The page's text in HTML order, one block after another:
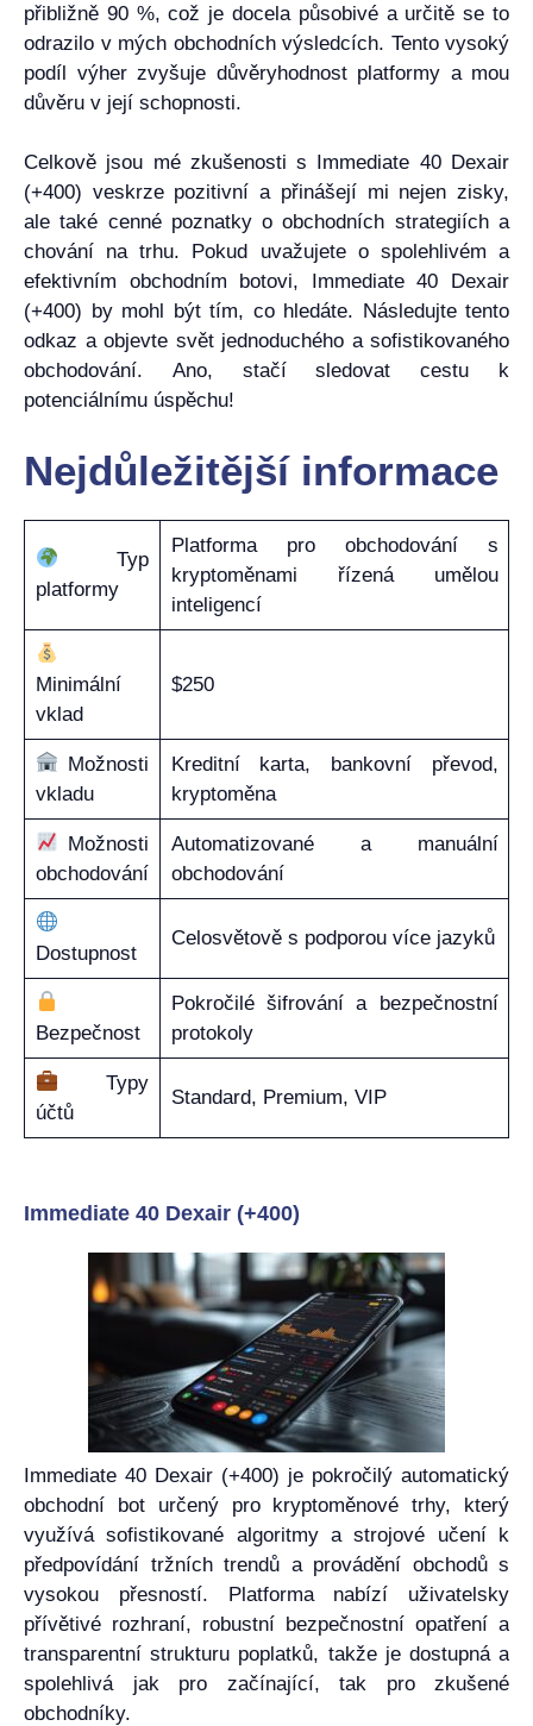
přibližně 90 %, což je docela působivé a určitě se to
odrazilo v mých obchodních výsledcích. Tento vysoký
podíl výher zvyšuje důvěryhodnost platformy a mou
důvěru v její schopnosti.
Celkově jsou mé zkušenosti s Immediate 40 Dexair
(+400) veskrze pozitivní a přinášejí mi nejen zisky,
ale také cenné poznatky o obchodních strategiích a
chování na trhu. Pokud uvažujete o spolehlivém a
efektivním obchodním botovi, Immediate 40 Dexair
(+400) by mohl být tím, co hledáte. Následujte tento
odkaz a objevte svět jednoduchého a sofistikovaného
obchodování. Ano, stačí sledovat cestu k
potenciálnímu úspěchu!
Nejdůležitější informace
Typ
platformy
Platforma pro obchodování s
kryptoměnami řízená umělou
inteligencí
Minimální
vklad
$250
Možnosti
vkladu
Kreditní karta, bankovní převod,
kryptoměna
Možnosti
obchodování
Automatizované a manuální
obchodování
Dostupnost
Celosvětově s podporou více jazyků
Bezpečnost
Pokročilé šifrování a bezpečnostní
protokoly
Typy
účtů
Standard, Premium, VIP
Immediate 40 Dexair (+400)
Immediate 40 Dexair (+400) je pokročilý automatický
obchodní bot určený pro kryptoměnové trhy, který
využívá sofistikované algoritmy a strojové učení k
předpovídání tržních trendů a provádění obchodů s
vysokou přesností. Platforma nabízí uživatelsky
přívětivé rozhraní, robustní bezpečnostní opatření a
transparentní strukturu poplatků, takže je dostupná a
spolehlivá jak pro začínající, tak pro zkušené
obchodníky.